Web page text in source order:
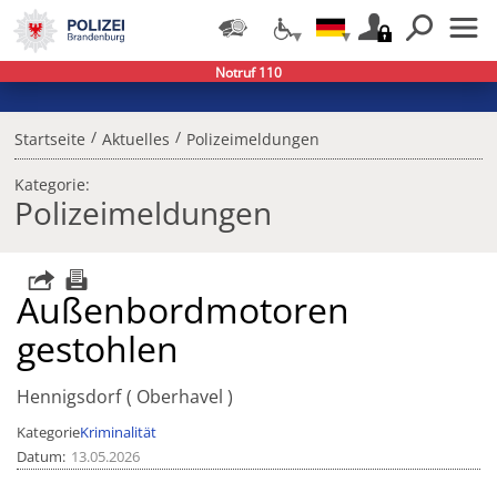
Startseite / Aktuelles / Polizeimeldungen
Kategorie:
Polizeimeldungen
Außenbordmotoren
gestohlen
Hennigsdorf Oberhavel
KategorieKriminalität
Datum 13.05.2026
Notruf 110